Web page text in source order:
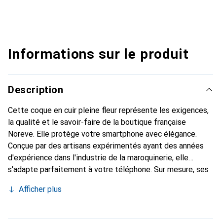
Informations sur le produit
Description
Cette coque en cuir pleine fleur représente les exigences,
la qualité et le savoir-faire de la boutique française
Noreve. Elle protège votre smartphone avec élégance.
Conçue par des artisans expérimentés ayant des années
d'expérience dans l'industrie de la maroquinerie, elle
s'adapte parfaitement à votre téléphone. Sur mesure, ses
peau. Elle devient l'accessoire chic et indispensable pour
produits de haute qualité, la marque Noreve est un choix
Afficher plus